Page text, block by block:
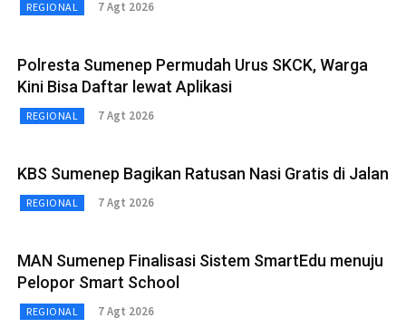
REGIONAL 7 Agt 2026
Polresta Sumenep Permudah Urus SKCK, Warga
Kini Bisa Daftar lewat Aplikasi
REGIONAL 7 Agt 2026
KBS Sumenep Bagikan Ratusan Nasi Gratis di Jalan
REGIONAL 7 Agt 2026
MAN Sumenep Finalisasi Sistem SmartEdu menuju
Pelopor Smart School
REGIONAL 7 Agt 2026